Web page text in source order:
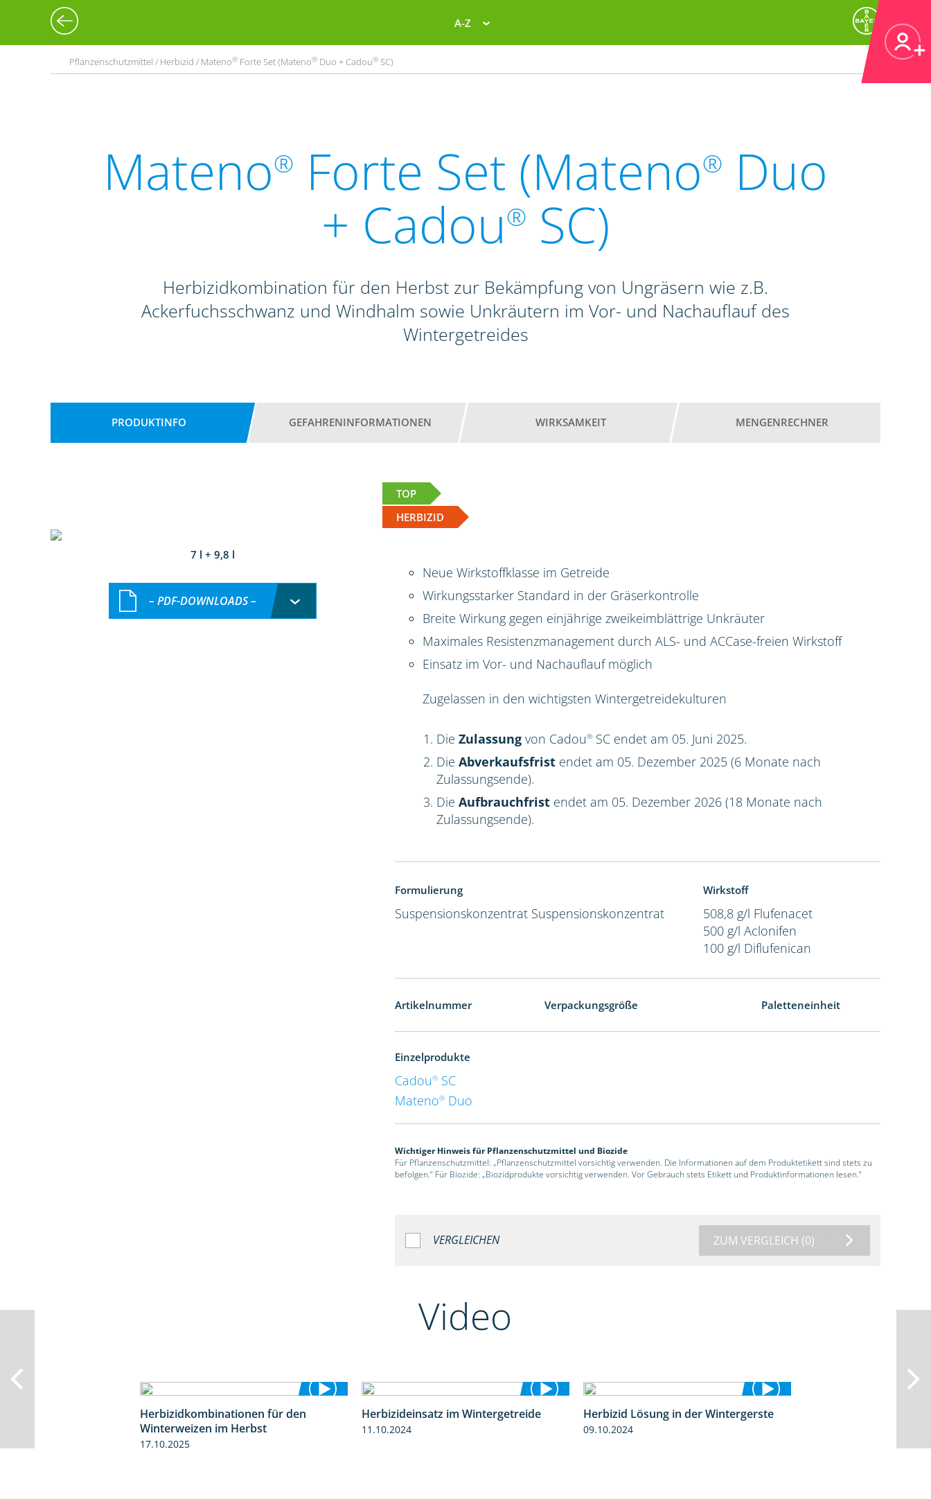
A-Z
Pflanzenschutzmittel / Herbizid / Mateno® Forte Set (Mateno® Duo + Cadou® SC)
Mateno® Forte Set (Mateno® Duo
+ Cadou® SC)
Herbizidkombination für den Herbst zur Bekämpfung von Ungräsern wie z.B.
Ackerfuchsschwanz und Windhalm sowie Unkräutern im Vor- und Nachauflauf des
Wintergetreides
PRODUKTINFO GEFAHRENINFORMATIONEN WIRKSAMKEIT MENGENRECHNER
TOP
HERBIZID
7 l + 9,8 l
– PDF-DOWNLOADS –
Neue Wirkstoffklasse im Getreide
Wirkungsstarker Standard in der Gräserkontrolle
Breite Wirkung gegen einjährige zweikeimblättrige Unkräuter
Maximales Resistenzmanagement durch ALS- und ACCase-freien Wirkstoff
Einsatz im Vor- und Nachauflauf möglich
Zugelassen in den wichtigsten Wintergetreidekulturen
DieZulassung von Cadou® SC endet am 05. Juni 2025.
DieAbverkaufsfrist endet am 05. Dezember 2025 (6 Monate nach
Zulassungsende).
DieAufbrauchfrist endet am 05. Dezember 2026 (18 Monate nach
Zulassungsende).
Formulierung
Suspensionskonzentrat Suspensionskonzentrat
Wirkstoff
508,8 g/l Flufenacet
500 g/l Aclonifen
100 g/l Diflufenican
Artikelnummer Verpackungsgröße Paletteneinheit
Einzelprodukte
Cadou® SC
Mateno® Duo
Wichtiger Hinweis für Pflanzenschutzmittel und Biozide
Für Pflanzenschutzmittel: „Pflanzenschutzmittel vorsichtig verwenden. Die Informationen auf dem Produktetikett sind stets zu
befolgen.“ Für Biozide: „Biozidprodukte vorsichtig verwenden. Vor Gebrauch stets Etikett und Produktinformationen lesen.“
VERGLEICHEN ZUM VERGLEICH (0)
Video
Herbizidkombinationen für den
Winterweizen im Herbst
17.10.2025
2:32
Herbizideinsatz im Wintergetreide
11.10.2024
1:29
Herbizid Lösung in der Wintergerste
09.10.2024